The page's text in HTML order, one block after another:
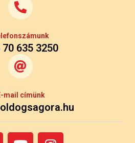
70 635 3250
mail címünk